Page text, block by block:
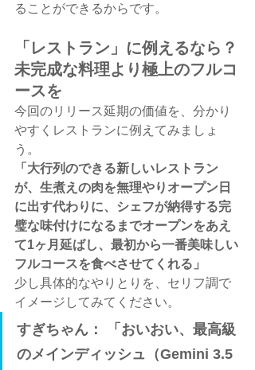
ることができるからです。
「レストラン」に例えるなら？
未完成な料理より極上のフルコ
ースを
今回のリリース延期の価値を、分かり
やすくレストランに例えてみましょ
う。
「大行列のできる新しいレストラン
が、生煮えの肉を無理やりオープン日
に出す代わりに、シェフが納得する完
璧な味付けになるまでオープンをあえ
て1ヶ月延ばし、最初から一番美味しい
フルコースを食べさせてくれる」
少し具体的なやりとりを、セリフ調で
イメージしてみてください。
すぎちゃん：
「おいおい、最高級
のメインディッシュ（Gemini 3.5